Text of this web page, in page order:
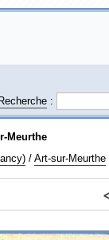
Recherche:
Meurthe
/ Art-sur-Meurthe